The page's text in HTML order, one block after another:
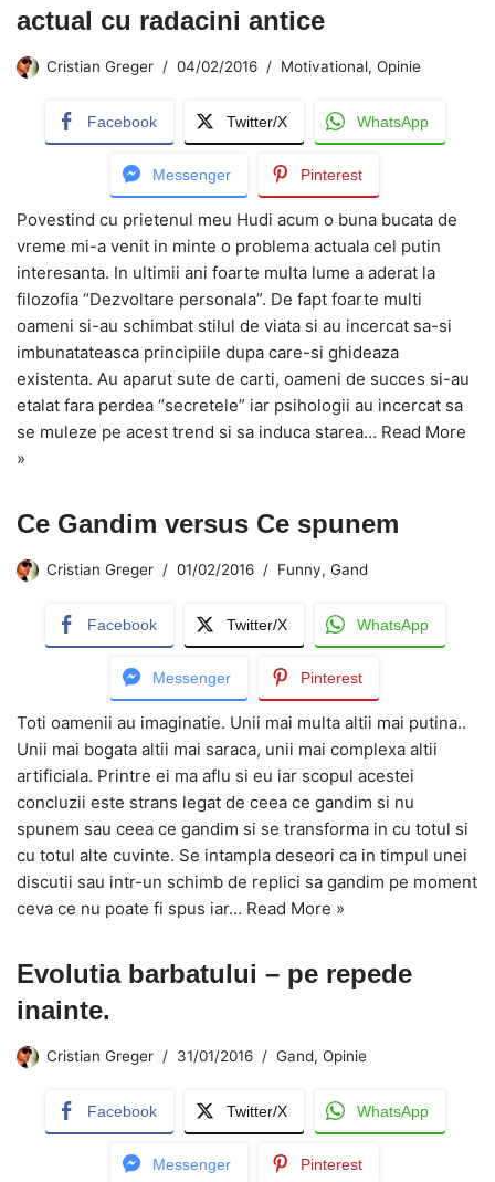
actual cu radacini antice
Cristian Greger 04/02/2016 Motivational, Opinie
Facebook Twitter/X WhatsApp
Messenger Pinterest
Povestind cu prietenul meu Hudi acum o buna bucata de
vreme mi-a venit in minte o problema actuala cel putin
interesanta. In ultimii ani foarte multa lume a aderat la
filozofia “Dezvoltare personala”. De fapt foarte multi
oameni si-au schimbat stilul de viata si au incercat sa-si
imbunatateasca principiile dupa care-si ghideaza
existenta. Au aparut sute de carti, oameni de succes si-au
etalat fara perdea “secretele” iar psihologii au incercat sa
se muleze pe acest trend si sa induca starea… Read More
»
Ce Gandim versus Ce spunem
Cristian Greger 01/02/2016 Funny, Gand
Facebook Twitter/X WhatsApp
Messenger Pinterest
Toti oamenii au imaginatie. Unii mai multa altii mai putina..
Unii mai bogata altii mai saraca, unii mai complexa altii
artificiala. Printre ei ma aflu si eu iar scopul acestei
concluzii este strans legat de ceea ce gandim si nu
spunem sau ceea ce gandim si se transforma in cu totul si
cu totul alte cuvinte. Se intampla deseori ca in timpul unei
discutii sau intr-un schimb de replici sa gandim pe moment
ceva ce nu poate fi spus iar… Read More »
Evolutia barbatului – pe repede
inainte.
Cristian Greger 31/01/2016 Gand, Opinie
Facebook Twitter/X WhatsApp
Messenger Pinterest